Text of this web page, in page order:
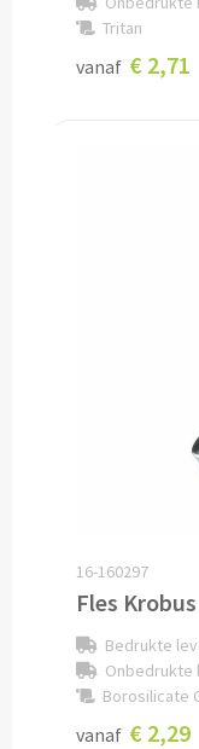
Voedselcontainers
Snoeppotten
Snoep bedrukken
Lollies bedrukken
Chocolade &
Tritan
vanaf € 2,71
16-160297
Fles Krobus
Bedrukte
Onbedrukte
Borosilicate
vanaf € 2,29